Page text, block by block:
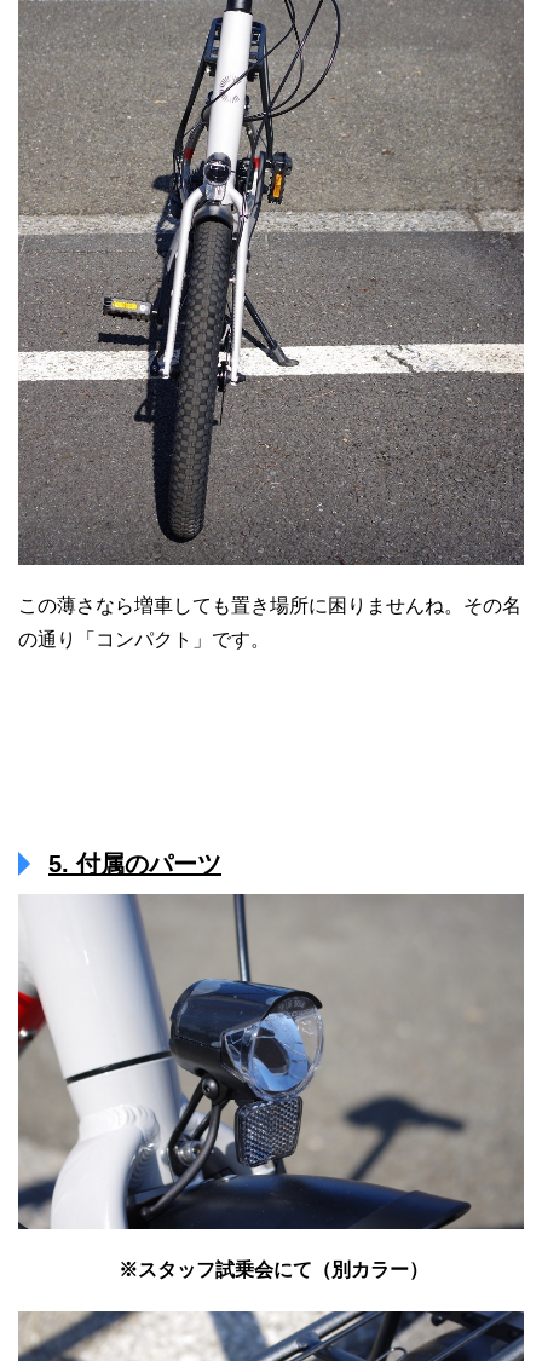
この薄さなら増車しても置き場所に困りませんね。その名
の通り「コンパクト」です。
5. 付属のパーツ
※スタッフ試乗会にて（別カラー）